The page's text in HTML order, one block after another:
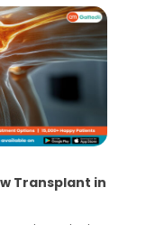
Transplant in